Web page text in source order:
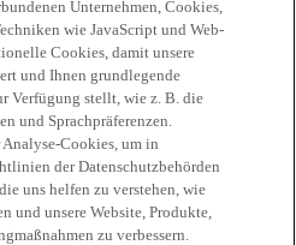
Unternehmen, Cookies,
wie JavaScript und Web-
Cookies, damit unsere
und Ihnen grundlegende
Verfügung stellt, wie z. B. die
und Sprachpräferenzen.
Cookies, um in
der Datenschutzbehörden
uns helfen zu verstehen, wie
und unsere Website, Produkte,
zu verbessern.